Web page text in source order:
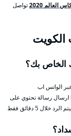
العالم 2020
تواصل
الخاص بك؟
الواتس اب
سوا ارسال رسالة تحتوي على
5 دقائق فقط